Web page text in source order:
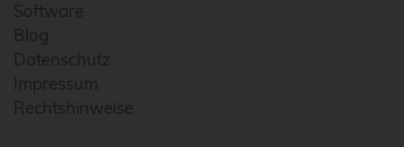
Software
Blog
Datenschutz
Impressum
Rechtshinweise